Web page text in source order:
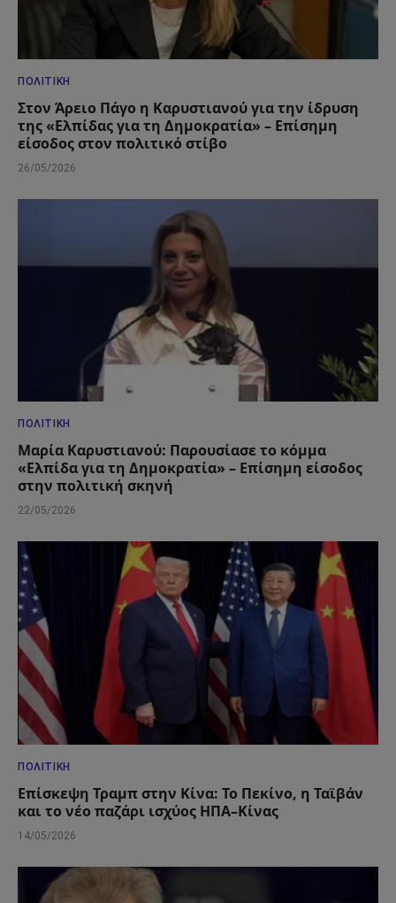
ΠΟΛΙΤΙΚΉ
Στον Άρειο Πάγο η Καρυστιανού για την ίδρυση
της «Ελπίδας για τη Δημοκρατία» – Επίσημη
είσοδος στον πολιτικό στίβο
26/05/2026
ΠΟΛΙΤΙΚΉ
Μαρία Καρυστιανού: Παρουσίασε το κόμμα
«Ελπίδα για τη Δημοκρατία» – Επίσημη είσοδος
στην πολιτική σκηνή
22/05/2026
ΠΟΛΙΤΙΚΉ
Επίσκεψη Τραμπ στην Κίνα: Το Πεκίνο, η Ταϊβάν
και το νέο παζάρι ισχύος ΗΠΑ–Κίνας
14/05/2026